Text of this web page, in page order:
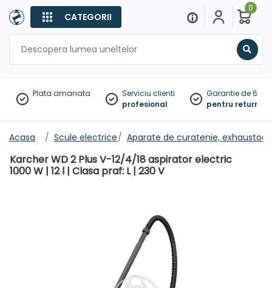
CATEGORII
0
Plata amanata
Serviciu clienti
profesional
Garantie de 60
pentru
Acasa Scule electrice Aparate de curatenie,
Karcher WD 2 Plus V-12/4/18 aspirator electric
1000 W | 12 l | Clasa praf: L | 230 V